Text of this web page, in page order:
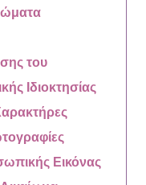
του
Ιδιοκτησίας
Εικόνας